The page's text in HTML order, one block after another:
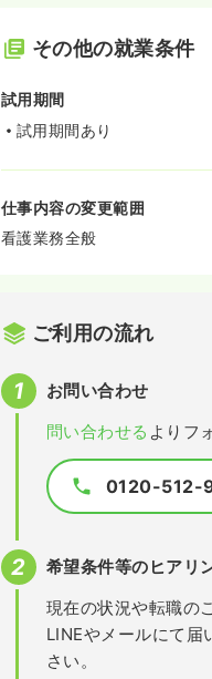
その他の就業条件
試用期間
試用期間あり
仕事内容の変更範囲
看護業務全般
ご利用の流れ
お問い合わせ
問い合わせる よりフ
0120-512-
希望条件等のヒアリ
現在の状況や転職の
LINEやメールにて届
さい。